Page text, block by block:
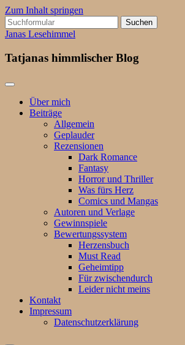
Zum Inhalt springen
Suchen
nach:
Janas Lesehimmel
Tatjanas himmlischer Blog
Über mich
Beiträge
Allgemein
Geplauder
Rezensionen
Dark Romance
Fantasy
Horror und Thriller
Was fürs Herz
Comics und Mangas
Autoren und Verlage
Gewinnspiele
Bewertungssystem
Herzensbuch
Must Read
Geheimtipp
Für zwischendurch
Leider nicht meins
Kontakt
Impressum
Datenschutzerklärung